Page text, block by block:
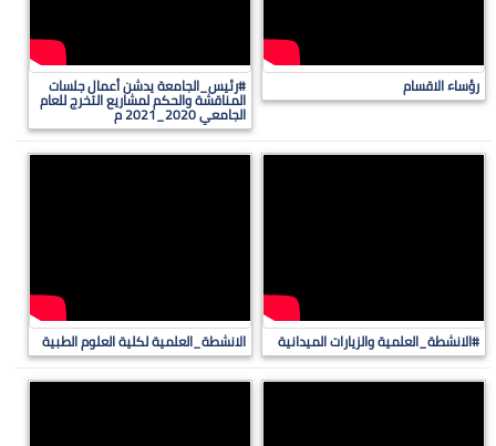
رؤساء الاقسام #رئيس_الجامعة يدشن أعمال جلسات
المناقشة والحكم لمشاريع التخرج للعام
الجامعي 2020_2021 م
#الانشطة_العلمية والزيارات الميدانية الانشطة_العلمية لكلية العلوم الطبية